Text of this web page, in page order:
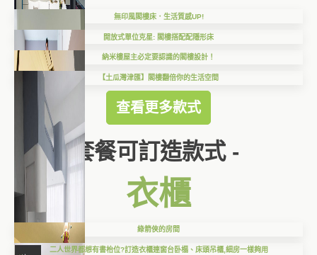
無印風閣樓床．生活質感UP!
開放式單位克星: 閣樓搭配配隱形床
納米樓屋主必定要認識的閣樓設計！
【土瓜灣津匯】閣樓翻倍你的生活空間
查看更多款式
套餐可訂造款式 -
衣櫃
綠箭俠的房間
二人世界都想有書枱位?訂造衣櫃連窗台卧榻、床頭吊櫃,細房一樣夠用